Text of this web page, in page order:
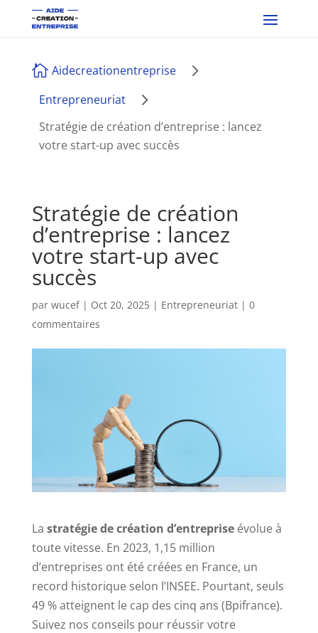
 Aidecreationentreprise 5
Entrepreneuriat 5
Stratégie de création d’entreprise : lancez
votre start-up avec succès
Stratégie de création
d’entreprise : lancez
votre start-up avec
succès
par wucef| Oct 20, 2025| Entrepreneuriat| 0
commentaires
La stratégie de création d’entrepriseévolue à
toute vitesse. En 2023, 1,15 million
d’entreprises ont été créées en France, un
record historique selon l’INSEE. Pourtant, seuls
49 % atteignent le cap des cinq ans (Bpifrance).
Suivez nos conseils pour réussir votre